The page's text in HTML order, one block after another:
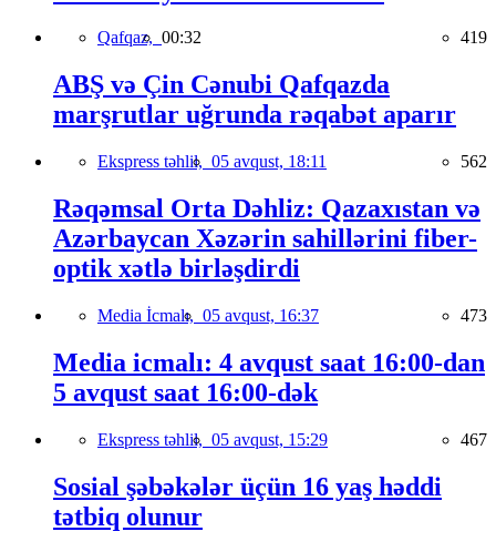
Qafqaz, 00:32 419
ABŞ və Çin Cənubi Qafqazda
marşrutlar uğrunda rəqabət aparır
Ekspress təhlil, 05 avqust, 18:11 562
Rəqəmsal Orta Dəhliz: Qazaxıstan və
Azərbaycan Xəzərin sahillərini fiber-
optik xətlə birləşdirdi
Media İcmalı, 05 avqust, 16:37 473
Media icmalı: 4 avqust saat 16:00-dan
5 avqust saat 16:00-dək
Ekspress təhlil, 05 avqust, 15:29 467
Sosial şəbəkələr üçün 16 yaş həddi
tətbiq olunur